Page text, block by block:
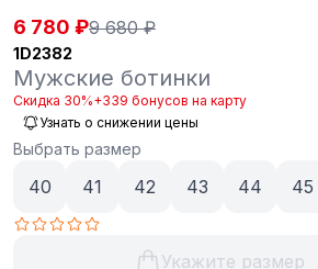
6 780 ₽9 680 ₽
1D2382
Мужские ботинки
Скидка 30%+339 бонусов на карту
Узнать о снижении цены
Выбрать размер
40 41 42 43 44 45
Укажите размер